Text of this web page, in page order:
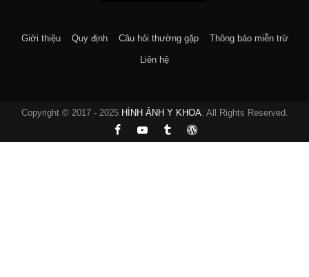
Giới thiệu Quy định Câu hỏi thường gặp Thông báo miễn trừ
Liên hệ
Copyright © 2017 - 2025 HÌNH ẢNH Y KHOA. All Rights Reserved.